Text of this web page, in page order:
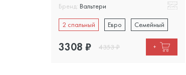
Бренд: Вальтери
2 спальный Евро Семейный
3308 ₽ 4353₽ +